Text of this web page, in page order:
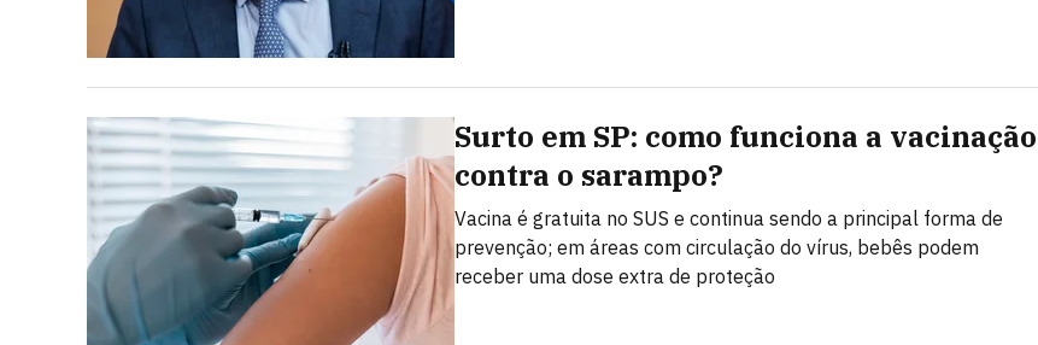
Surto em SP: como funciona a vacinação
contra o sarampo?
Vacina é gratuita no SUS e continua sendo a principal forma de
prevenção; em áreas com circulação do vírus, bebês podem
receber uma dose extra de proteção